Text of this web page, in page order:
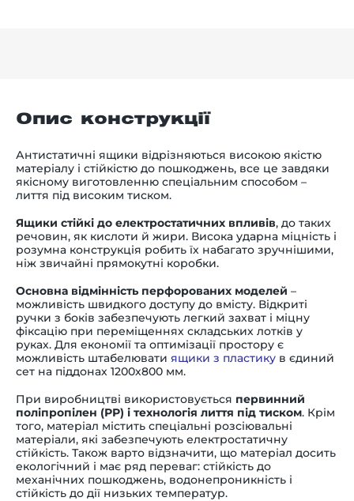
Опис конструкції
Антистатичні ящики відрізняються високою якістю
матеріалу і стійкістю до пошкоджень, все це завдяки
якісному виготовленню спеціальним способом –
лиття під високим тиском.
Ящики стійкі до електростатичних впливів, до таких
речовин, як кислоти й жири. Висока ударна міцність і
розумна конструкція робить їх набагато зручнішими,
ніж звичайні прямокутні коробки.
Основна відмінність перфорованих моделей –
можливість швидкого доступу до вмісту. Відкриті
ручки з боків забезпечують легкий захват і міцну
фіксацію при переміщеннях складських лотків у
руках. Для економії та оптимізації простору є
можливість штабелювати ящики з пластику в єдиний
сет на піддонах 1200х800 мм.
При виробництві використовується первинний
поліпропілен (РР) і технологія лиття під тиском. Крім
того, матеріал містить спеціальні розсіювальні
матеріали, які забезпечують електростатичну
стійкість. Також варто відзначити, що матеріал досить
екологічний і має ряд переваг: стійкість до
механічних пошкоджень, водонепроникність і
стійкість до дії низьких температур.